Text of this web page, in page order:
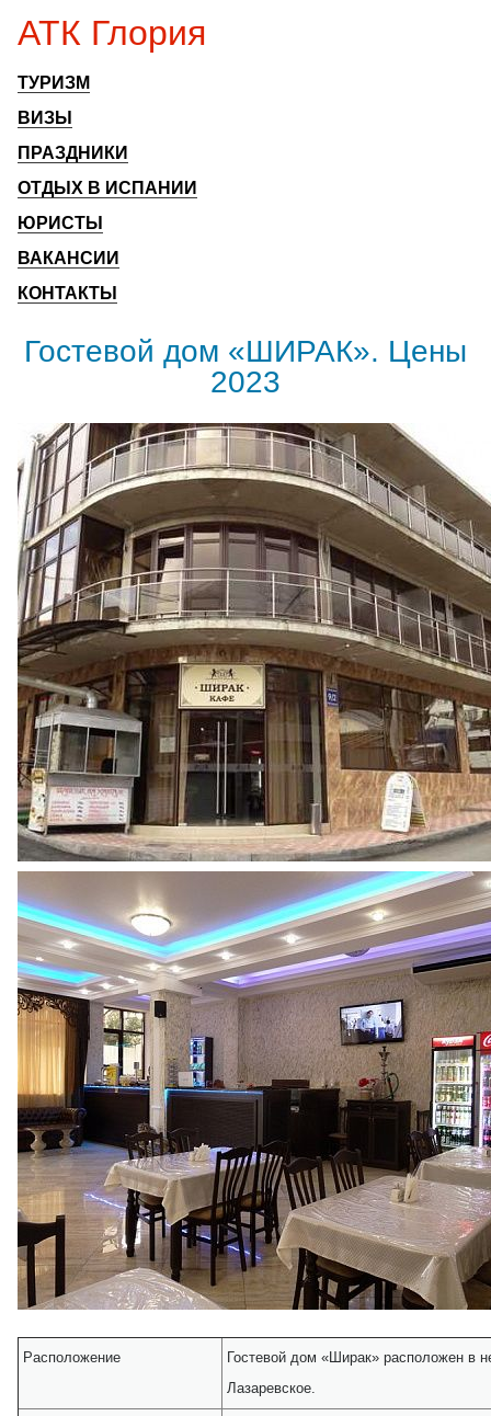
АТК Глория
ТУРИЗМ
ВИЗЫ
ПРАЗДНИКИ
ОТДЫХ В ИСПАНИИ
ЮРИСТЫ
ВАКАНСИИ
КОНТАКТЫ
Гостевой дом «ШИРАК». Цены
2023
Расположение
Гостевой дом «Ширак» расположен в
Лазаревское.